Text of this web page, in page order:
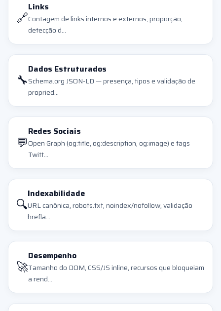
🔗
Links
Contagem de links internos e externos, proporção,
detecção d...
🔧
Dados Estruturados
Schema.org JSON-LD — presença, tipos e validação de
propried...
💬
Redes Sociais
Open Graph (og:title, og:description, og:image) e tags
Twitt...
🔍
Indexabilidade
URL canônica, robots.txt, noindex/nofollow, validação
hrefla...
🚀
Desempenho
Tamanho do DOM, CSS/JS inline, recursos que bloqueiam
a rend...